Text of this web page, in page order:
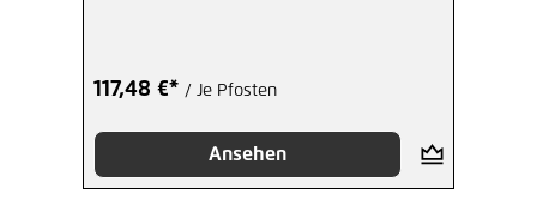
117,48 €* / Je Pfosten
Ansehen